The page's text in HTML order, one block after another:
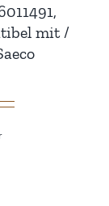
mit /